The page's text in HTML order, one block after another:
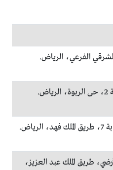
الفرعي، الرياض.
الأرضي، طريق الملك عبد العزيز،